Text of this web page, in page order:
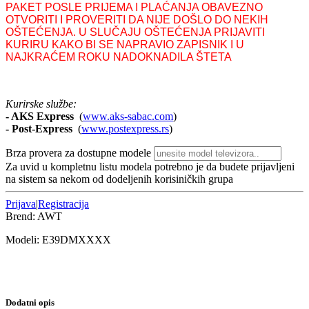
PAKET POSLE PRIJEMA I PLAĆANJA OBAVEZNO
OTVORITI I PROVERITI DA NIJE DOŠLO DO NEKIH
OŠTEĆENJA. U SLUČAJU OŠTEĆENJA PRIJAVITI
KURIRU KAKO BI SE NAPRAVIO ZAPISNIK I U
NAJKRAĆEM ROKU NADOKNADILA ŠTETA
Kurirske službe:
- AKS Express (www.aks-sabac.com)
- Post-Express (www.postexpress.rs)
Brza provera za dostupne modele
Za uvid u kompletnu listu modela potrebno je da budete prijavljeni
na sistem sa nekom od dodeljenih korisiničkih grupa
Prijava|Registracija
Brend: AWT
Modeli: E39DMXXXX
Dodatni opis